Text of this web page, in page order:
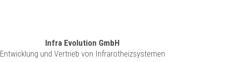
Infra Evolution GmbH
Entwicklung und Vertrieb von Infrarotheizsystemen